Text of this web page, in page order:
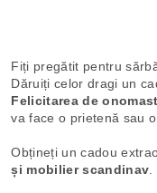
Fiți pregătit pentru
Dăruiți celor dragi un
Felicitarea de
va face o prietenă sau
Obțineți un cadou
și mobilier scandinav